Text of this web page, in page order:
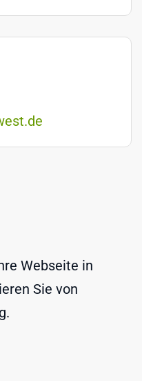
Webseite in
Sie von